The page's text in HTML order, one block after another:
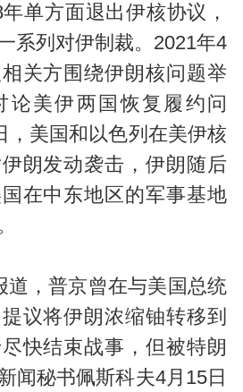
单方面退出伊核协议，
系列对伊制裁。2021年4
关方围绕伊朗核问题举
论美伊两国恢复履约问
，美国和以色列在美伊核
朗发动袭击，伊朗随后
在中东地区的军事基地
。
道，普京曾在与美国总统
议将伊朗浓缩铀转移到
快结束战事，但被特朗
闻秘书佩斯科夫4月15日